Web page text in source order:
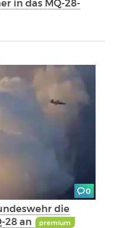
in das MQ-28-
0
die
28 an
premium